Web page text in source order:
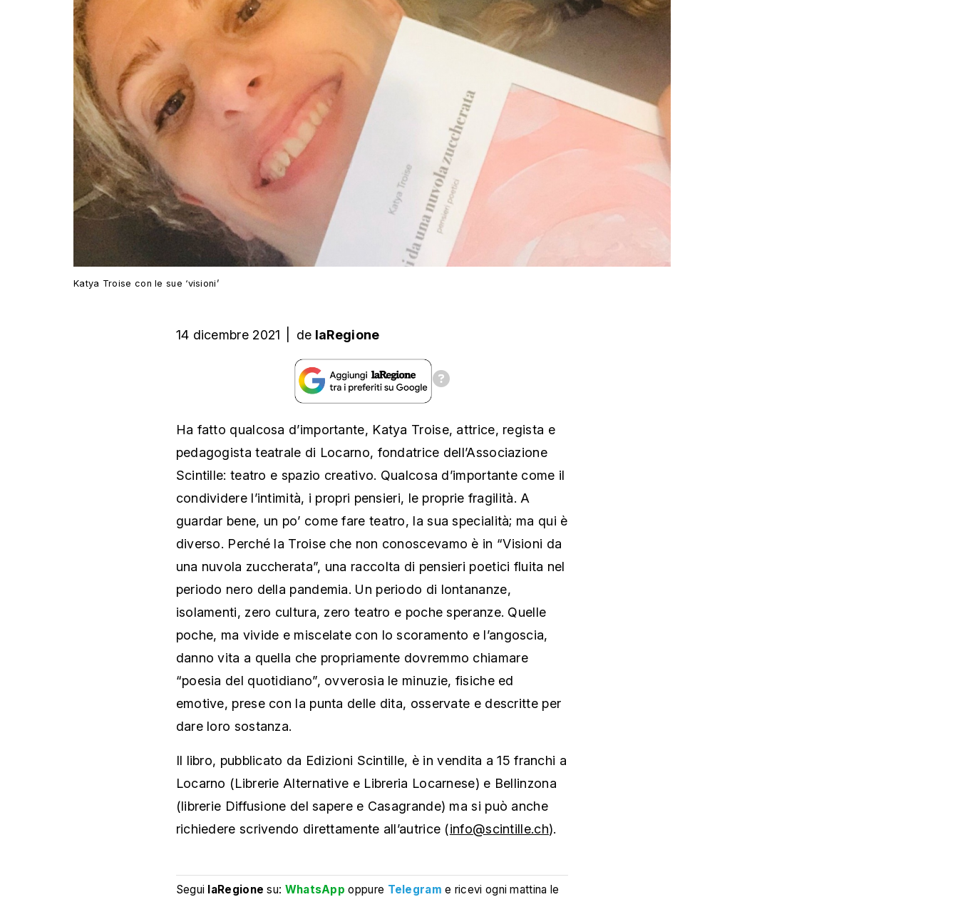
Katya Troise con le sue ‘visioni’
14 dicembre 2021 de laRegione
Ha fatto qualcosa d’importante, Katya Troise, attrice, regista e
pedagogista teatrale di Locarno, fondatrice dell’Associazione
Scintille: teatro e spazio creativo. Qualcosa d’importante come il
condividere l’intimità, i propri pensieri, le proprie fragilità. A
guardar bene, un po’ come fare teatro, la sua specialità; ma qui è
diverso. Perché la Troise che non conoscevamo è in “Visioni da
una nuvola zuccherata”, una raccolta di pensieri poetici fluita nel
periodo nero della pandemia. Un periodo di lontananze,
isolamenti, zero cultura, zero teatro e poche speranze. Quelle
poche, ma vivide e miscelate con lo scoramento e l’angoscia,
danno vita a quella che propriamente dovremmo chiamare
“poesia del quotidiano”, ovverosia le minuzie, fisiche ed
emotive, prese con la punta delle dita, osservate e descritte per
dare loro sostanza.
Il libro, pubblicato da Edizioni Scintille, è in vendita a 15 franchi a
Locarno (Librerie Alternative e Libreria Locarnese) e Bellinzona
(librerie Diffusione del sapere e Casagrande) ma si può anche
richiedere scrivendo direttamente all’autrice (info@scintille.ch).
Segui laRegione su: WhatsApp oppure Telegram e ricevi ogni mattina le